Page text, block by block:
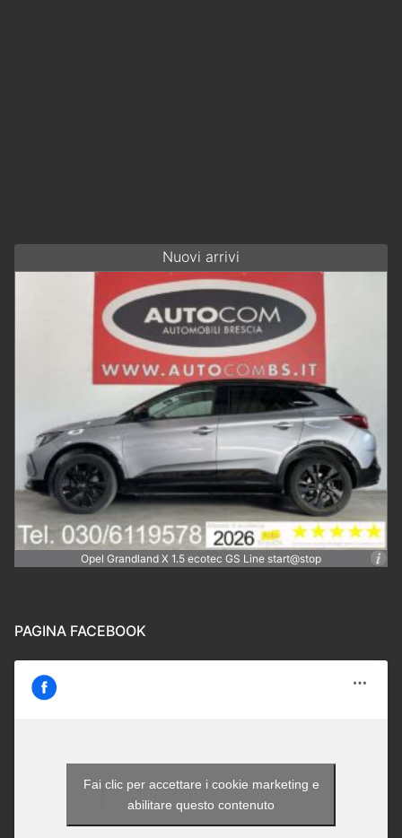
Nuovi arrivi
Opel Grandland X 1.5 ecotec GS Line start@stop
PAGINA FACEBOOK
Autocom - Brescia
Fai clic per accettare i cookie marketing e
abilitare questo contenuto